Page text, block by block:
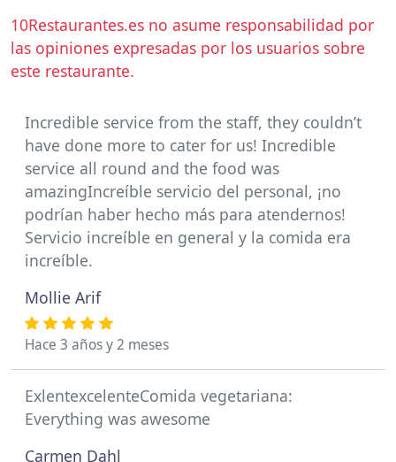
10Restaurantes.es no asume responsabilidad por
las opiniones expresadas por los usuarios sobre
este restaurante.
Incredible service from the staff, they couldn’t
have done more to cater for us! Incredible
service all round and the food was
amazingIncreíble servicio del personal, ¡no
podrían haber hecho más para atendernos!
Servicio increíble en general y la comida era
increíble.
Mollie Arif
Hace 3 años y 2 meses
ExlentexcelenteComida vegetariana:
Everything was awesome
Carmen Dahl